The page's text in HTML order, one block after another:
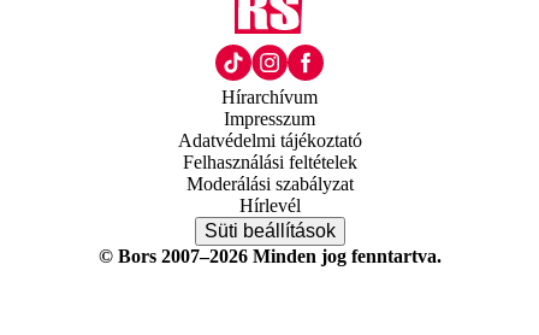
Hírarchívum
Impresszum
Adatvédelmi tájékoztató
Felhasználási feltételek
Moderálási szabályzat
Hírlevél
Süti beállítások
© Bors 2007–2026 Minden jog fenntartva.